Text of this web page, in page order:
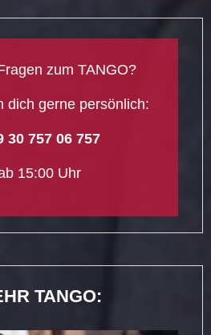
zum TANGO?
dich gerne persönlich:
30 757 06 757
15:00 Uhr
TANGO: